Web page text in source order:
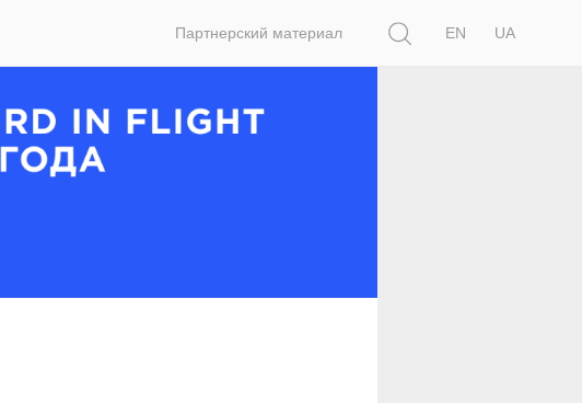
Партнерский материал
EN
UA